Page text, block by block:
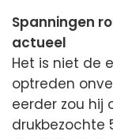
Spanningen
actueel
Het is niet de
optreden
eerder zou hij
drukbezochte